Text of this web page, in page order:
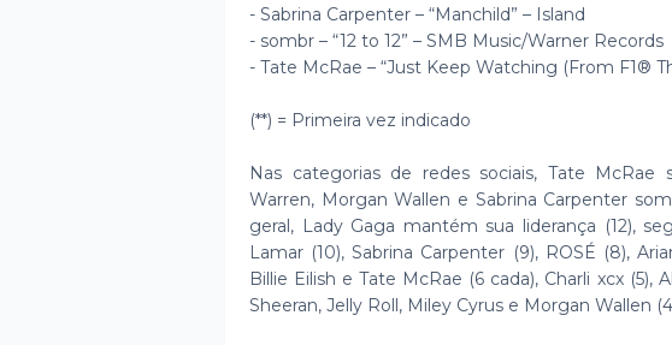
- Sabrina Carpenter – “Manchild” – Island
- sombr – “12 to 12” – SMB Music/Warner Records
- Tate McRae – “Just Keep Watching (From F1®
(**) = Primeira vez indicado
Nas categorias de redes sociais, Tate McRae
Warren, Morgan Wallen e Sabrina Carpenter
geral, Lady Gaga mantém sua liderança (12),
Lamar (10), Sabrina Carpenter (9), ROSÉ (8),
Billie Eilish e Tate McRae (6 cada), Charli xcx (5),
Sheeran, Jelly Roll, Miley Cyrus e Morgan Wallen